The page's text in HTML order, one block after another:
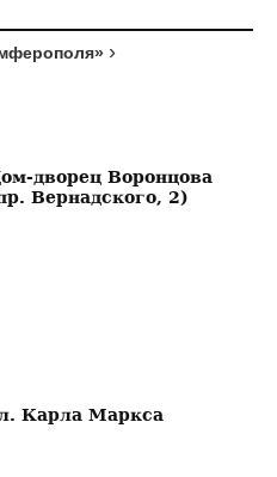
дворец Воронцова
Вернадского, 2)
Карла Маркса